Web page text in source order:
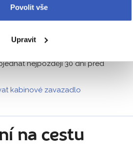
Povolit vše
Upravit
mít své vlastní zavazadlo dle
nejpozději 30 dní před
kabinové zavazadlo
na cestu